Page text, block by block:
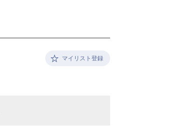
マイリスト登録